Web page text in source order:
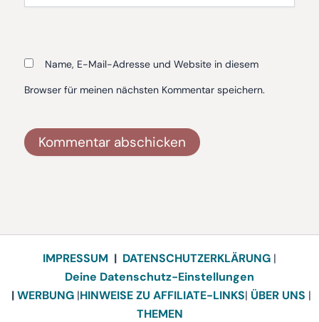
Name, E-Mail-Adresse und Website in diesem
Browser für meinen nächsten Kommentar speichern.
IMPRESSUM | DATENSCHUTZERKLÄRUNG |
Deine Datenschutz-Einstellungen
|WERBUNG |HINWEISE ZU AFFILIATE-LINKS| ÜBER UNS |
THEMEN